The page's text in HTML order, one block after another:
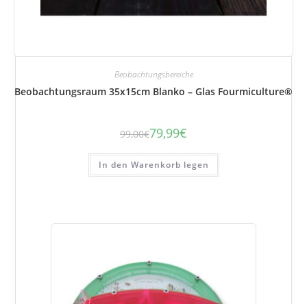
Beobachtungsbereiche
Beobachtungsraum 35x15cm Blanko – Glas Fourmiculture®
99,00€ Der
Preis
betrug:
99,00
79,99€
Der
Preis
beträgt:
79,99
In den Warenkorb legen